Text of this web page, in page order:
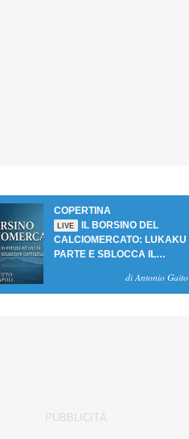
COPERTINA
LIVE
IL BORSINO DEL
CALCIOMERCATO: LUKAKU
PARTE E SBLOCCA IL
di Antonio Gaito